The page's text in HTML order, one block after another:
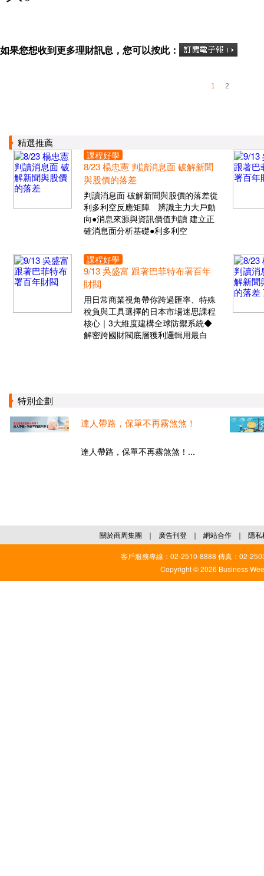
如果您想收到更多理財訊息，您可以按此：
1 2
精選推薦
課程好學
8/23 楊忠憲 判讀消息面 破解新聞
與股價的落差
判讀消息面 破解新聞與股價的落差從
利多利空反應矩陣 辨識主力大戶動
向●消息來源與資訊價值判讀 建立正
確消息面分析基礎●利多利空
課程好學
9/13 吳盛富 跟著巴菲特布署百年
財閥
用日常商業視角帶你跨過匯率、特殊
稅負與工具選擇的日本市場迷思課程
核心｜3大維度建構全球防禦系統◆
解密跨國財閥底層獲利邏輯用最白
特別企劃
達人帶路，保單不再霧煞煞！
達人帶路，保單不再霧煞煞！...
關於商周集團 ｜ 廣告刊登 ｜ 網站合作 ｜ 隱私
客戶服務專線：02-2510-8888 傳真：02-
Copyright © 2026 Business